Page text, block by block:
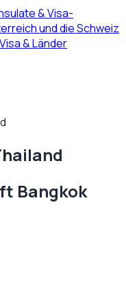
& Visa-
und die Schweiz
& Länder
Bangkok